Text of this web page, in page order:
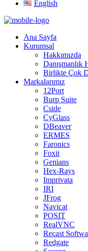
English
Ana Sayfa
Kurumsal
Hakkımızda
Danışmanlık
Birlikte Çok
Markalarımız
12Port
Burp Suite
Cside
CyGlass
DBeaver
ERMES
Faronics
Foxit
Genians
Hex-Rays
Imprivata
IRI
JFrog
Navicat
POSIT
RealVNC
Recast
Redgate